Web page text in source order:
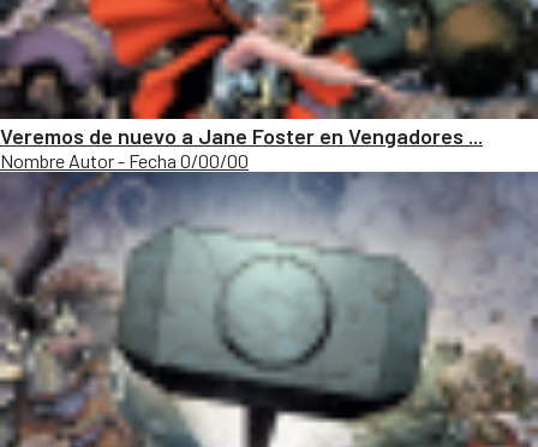
Veremos de nuevo a Jane Foster en Vengadores ...
Nombre Autor - Fecha 0/00/00